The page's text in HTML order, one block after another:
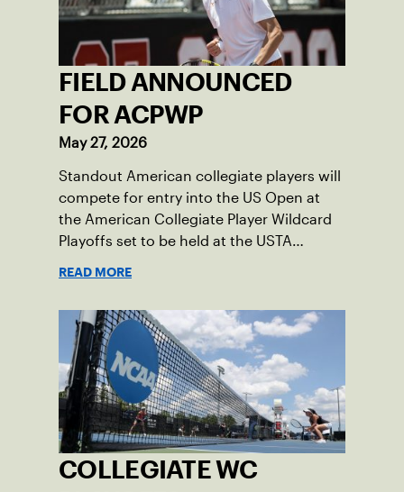
FIELD ANNOUNCED
FOR ACPWP
May 27, 2026
Standout American collegiate players will
compete for entry into the US Open at
the American Collegiate Player Wildcard
Playoffs set to be held at the USTA
READ MORE
COLLEGIATE WC